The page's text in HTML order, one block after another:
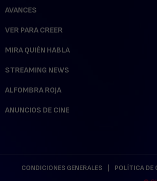
AVANCES
VER PARA CREER
MIRA QUIÉN HABLA
STREAMING NEWS
ALFOMBRA ROJA
ANUNCIOS DE CINE
CONDICIONES GENERALES POLÍTICA DE